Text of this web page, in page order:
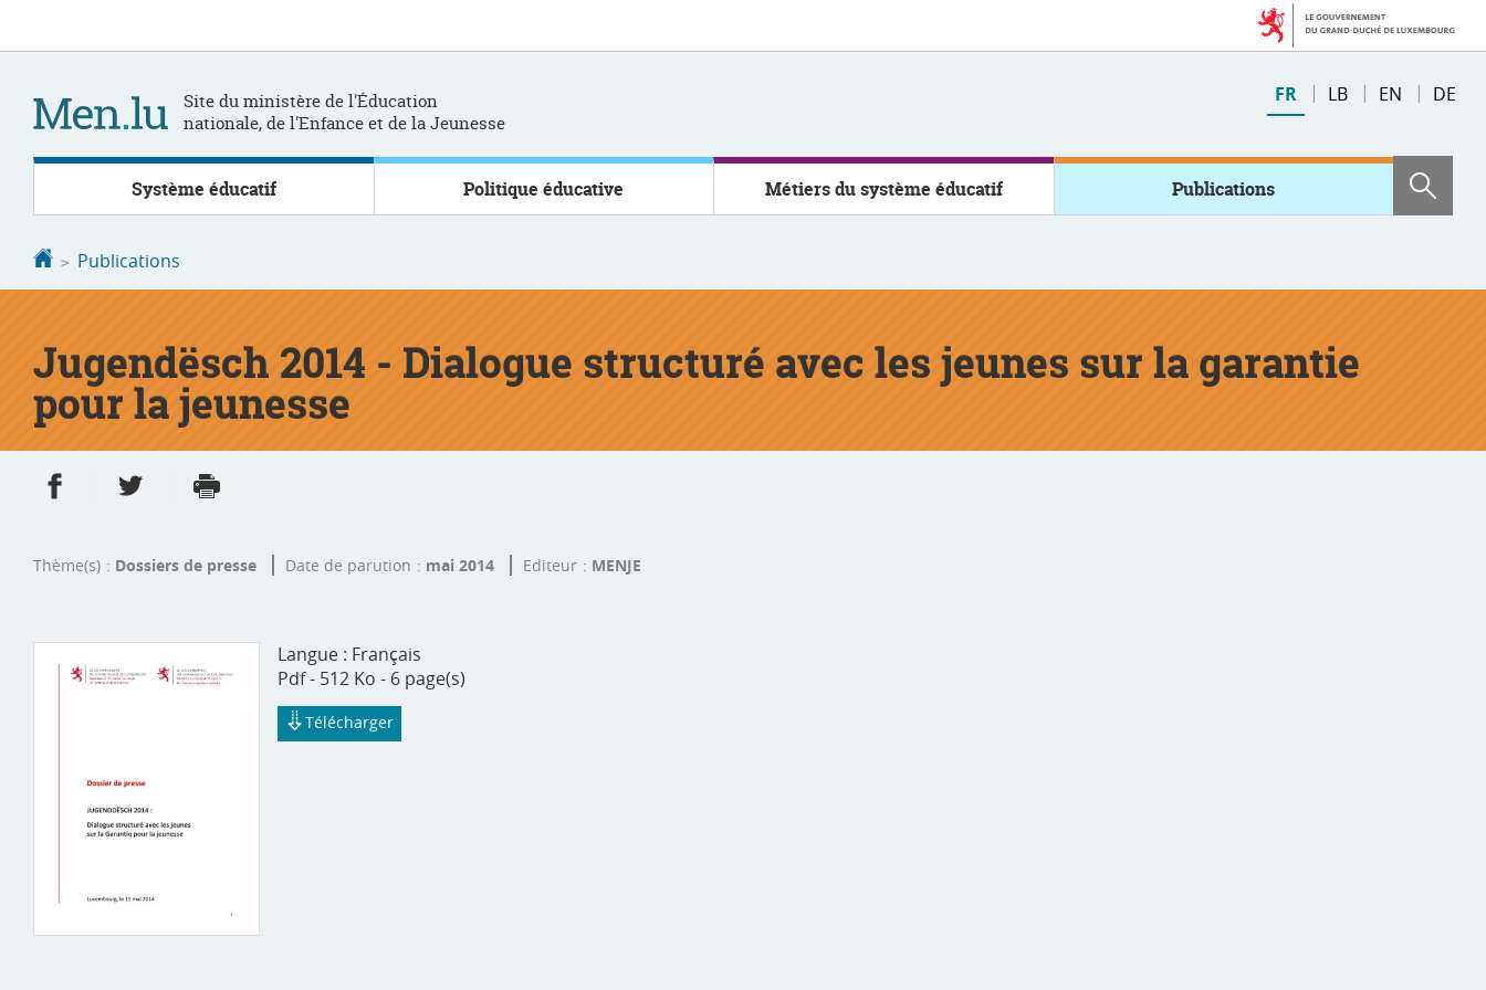
Site du ministère de l'Éducation
nationale, de l'Enfance et de la Jeunesse
Changer
de
FR LB EN DE
Système éducatif Politique éducative Métiers du système éducatif Publications
Accueil
Publications
Jugendësch 2014 - Dialogue structuré avec les jeunes sur la garantie
pour la jeunesse
Partager sur Facebook
Partager sur Twitter
Thème(s) Dossiers de presse Date de parution mai 2014 Editeur MENJE
Langue : Français
Pdf - 512 Ko - 6 page(s)
Télécharger